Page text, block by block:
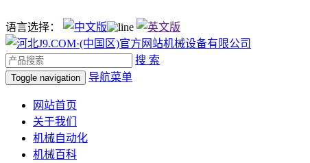
语言选择：
搜 索
Toggle navigation 导航菜单
网站首页
关于我们
机械自动化
机械百科